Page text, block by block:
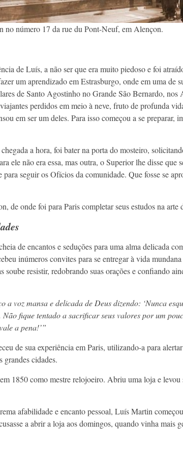
no número 17 da rue du Pont-Neuf, em Alençon.
de Luís, a não ser que era muito piedoso e foi
um aprendizado em Estrasburgo, onde em uma de
de Santo Agostinho no Grande São Bernardo, nos
perdidos em meio à neve, fruto de profunda
em ser um deles. Para isso começou a se preparar,
a hora, foi bater na porta do mosteiro,
ele não era essa, mas outra, o Superior lhe disse que
seguir os Ofícios da comunidade. Que fosse se
de onde foi para Paris completar seus estudos na arte
de encantos e seduções para uma alma delicada
inúmeros convites para se entregar à vida mundana
soube resistir, redobrando suas orações e confiando
a voz mansa e delicada de Deus dizendo: ‘Nunca
fique tentado a sacrificar seus valores por um
a pena!’”
de sua experiência em Paris, utilizando-a para
grandes cidades.
1850 como mestre relojoeiro. Abriu uma loja e levou
afabilidade e encanto pessoal, Luís Martin
a abrir a loja aos domingos, quando vinha mais